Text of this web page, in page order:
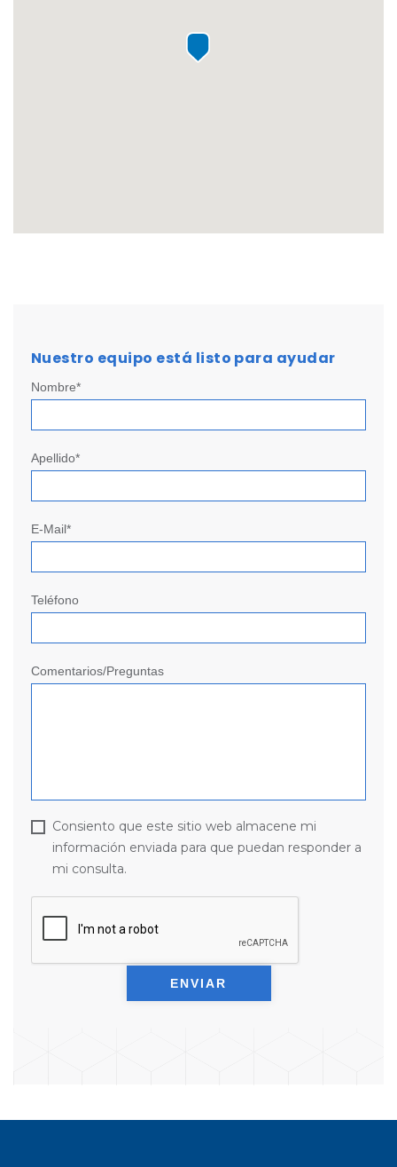
Nuestro equipo está listo para ayudar
Nombre*
Apellido*
E-Mail*
Teléfono
Comentarios/Preguntas
Consiento que este sitio web almacene mi
información enviada para que puedan responder a
mi consulta.
ENVIAR